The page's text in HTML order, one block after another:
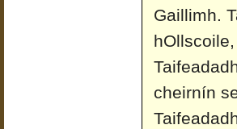
Gaillimh.
cheirnín